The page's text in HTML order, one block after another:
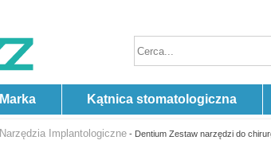
Marka Kątnica stomatologiczna
Narzędzia Implantologiczne - Dentium Zestaw narzędzi do